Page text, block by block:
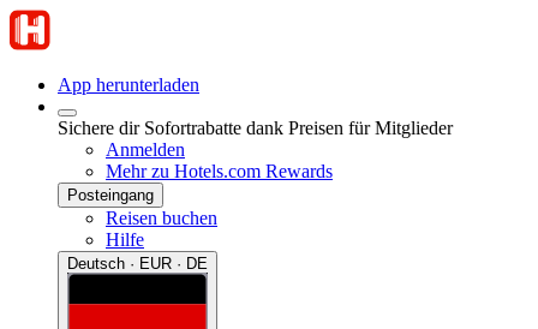
App herunterladen
Sichere dir Sofortrabatte dank Preisen für Mitglieder
Anmelden
Mehr zu Hotels.com Rewards
Posteingang
Reisen buchen
Hilfe
Deutsch · EUR · DE